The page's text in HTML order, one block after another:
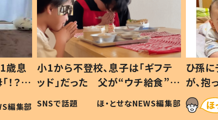
歳息
？」
編集部
小1から不登校、息子は「ギフテ
ッド」だった 父が“ウチ給食”を
作り続ける理由とは #令和の親
#令和の子
SNSで話題 ほ・とせなNEWS編集部
ひ孫
が、
「涙が
い」